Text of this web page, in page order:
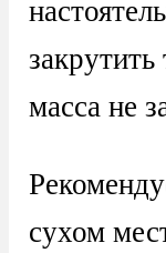
масса не
сухом